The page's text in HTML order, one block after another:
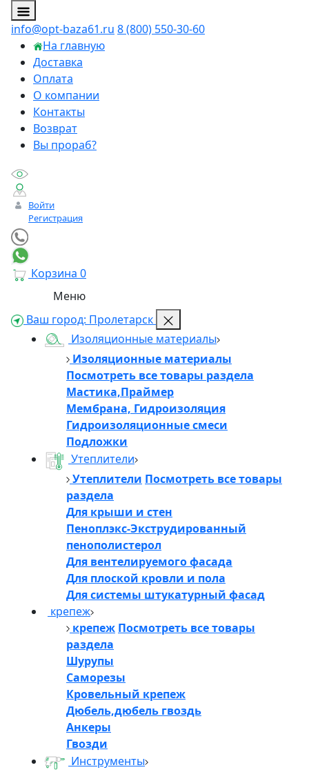
info@opt-baza61.ru 8 (800) 550-30-60
На главную
Доставка
Оплата
О компании
Контакты
Возврат
Вы прораб?
Войти
Регистрация
Корзина 0
Меню
Ваш город: Пролетарск
Изоляционные материалы
Изоляционные материалы
Посмотреть все товары раздела
Мастика,Праймер
Мембрана, Гидроизоляция
Гидроизоляционные смеси
Подложки
Утеплители
Утеплители Посмотреть все товары
раздела
Для крыши и стен
Пеноплэкс-Экструдированный
пенополистерол
Для вентелируемого фасада
Для плоской кровли и пола
Для системы штукатурный фасад
крепеж
крепеж Посмотреть все товары
раздела
Шурупы
Саморезы
Кровельный крепеж
Дюбель,дюбель гвоздь
Анкеры
Гвозди
Инструменты